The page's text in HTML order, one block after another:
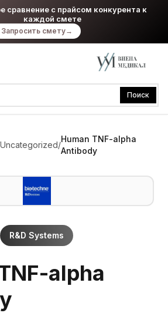
сравнение с прайсом конкурента к
каждой смете
Запросить смету→
Поиск
Uncategorized/
Human TNF-alpha
Antibody
R&D Systems
alpha